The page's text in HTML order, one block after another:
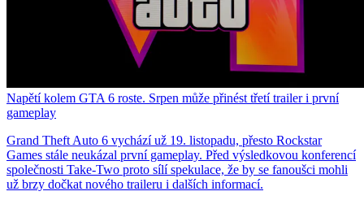
Napětí kolem GTA 6 roste. Srpen může přinést třetí trailer i první
gameplay
Grand Theft Auto 6 vychází už 19. listopadu, přesto Rockstar
Games stále neukázal první gameplay. Před výsledkovou konferencí
společnosti Take-Two proto sílí spekulace, že by se fanoušci mohli
už brzy dočkat nového traileru i dalších informací.